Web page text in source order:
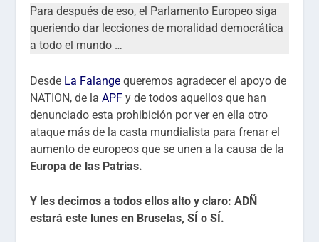
Para después de eso, el Parlamento Europeo siga
queriendo dar lecciones de moralidad democrática
a todo el mundo …
Desde La Falange queremos agradecer el apoyo de
NATION, de laAPF y de todos aquellos que han
denunciado esta prohibición por ver en ella otro
ataque más de la casta mundialista para frenar el
aumento de europeos que se unen a la causa de la
Europa de las Patrias.
Y les decimos a todos ellos alto y claro: ADÑ
estará este lunes en Bruselas, SÍ o SÍ.